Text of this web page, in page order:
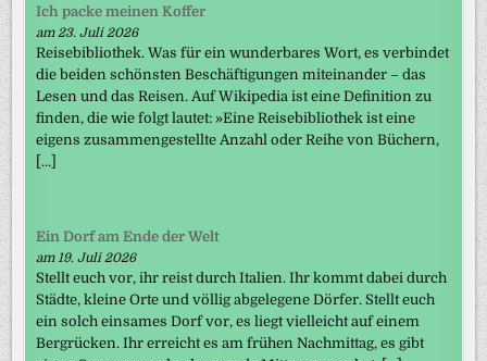
Ich packe meinen Koffer
am 23. Juli 2026
Reisebibliothek. Was für ein wunderbares Wort, es verbindet
die beiden schönsten Beschäftigungen miteinander – das
Lesen und das Reisen. Auf Wikipedia ist eine Definition zu
finden, die wie folgt lautet: »Eine Reisebibliothek ist eine
eigens zusammengestellte Anzahl oder Reihe von Büchern,
[…]
Ein Dorf am Ende der Welt
am 19. Juli 2026
Stellt euch vor, ihr reist durch Italien. Ihr kommt dabei durch
Städte, kleine Orte und völlig abgelegene Dörfer. Stellt euch
ein solch einsames Dorf vor, es liegt vielleicht auf einem
Bergrücken. Ihr erreicht es am frühen Nachmittag, es gibt